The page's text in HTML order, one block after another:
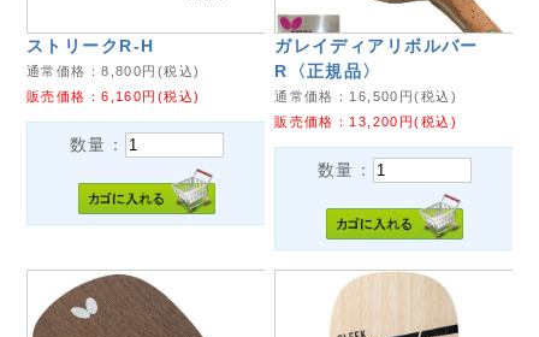
ストリークR-H
通常価格：8,800 円(税込)
販売価格：6,160 円(税込)
数量：
ガレイディアリボルバー
R〈正規品〉
通常価格： 16,500 円(税込)
販売価格：13,200 円(税込)
数量：